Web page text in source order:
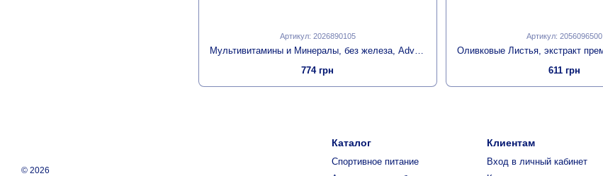
Артикул: 2026890105
Мультивитамины и Минералы, без железа, Advanced One Multiple No Iron, Source Naturals, 30 таблеток
774 грн
Артикул: 2056096500
611 грн
© 2026
Каталог
Спортивное питание
Клиентам
Вход в личный кабинет